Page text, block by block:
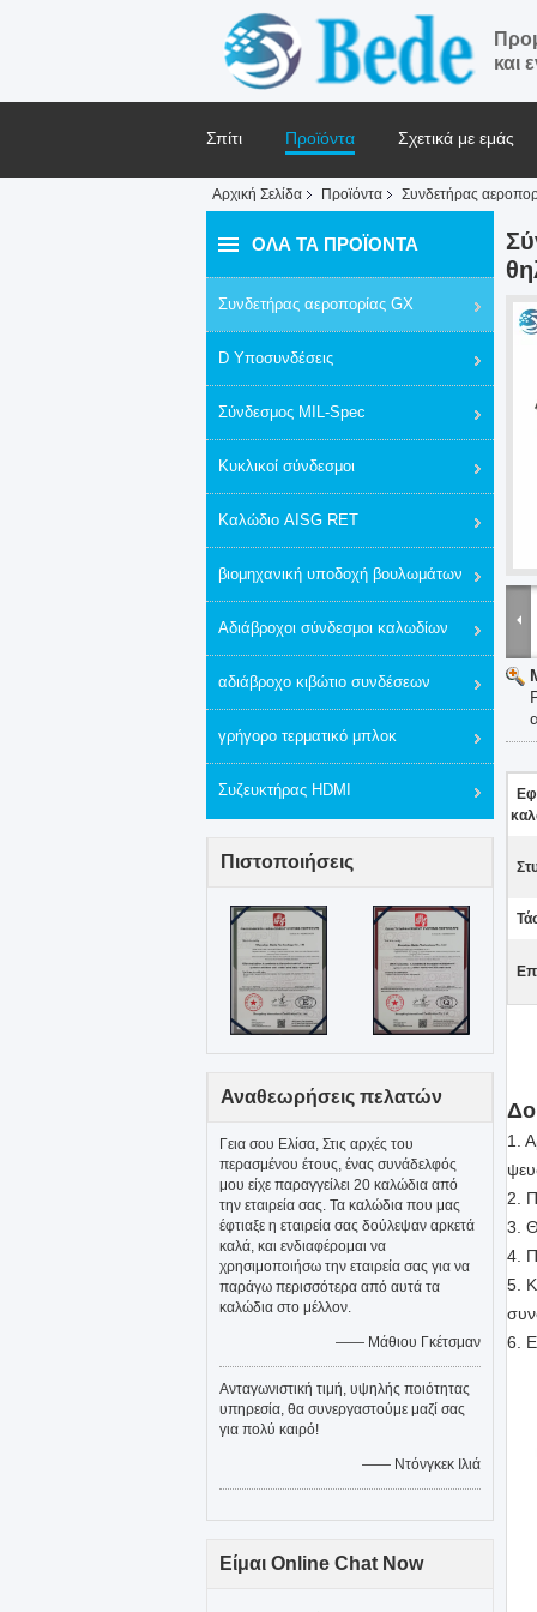
και
Σπίτι Προϊόντα Σχετικά με εμάς
Ζητήστε ένα απόσπασμα Ειδήσεις
Αρχική Σελίδα Προϊόντα Συνδετήρας
ΌΛΑ ΤΑ ΠΡΟΪΌΝΤΑ
Συνδετήρας αεροπορίας GX
D Υποσυνδέσεις
Σύνδεσμος MIL-Spec
Κυκλικοί σύνδεσμοι
Καλώδιο AISG RET
βιομηχανική υποδοχή βουλωμάτων
Αδιάβροχοι σύνδεσμοι καλωδίων
αδιάβροχο κιβώτιο συνδέσεων
γρήγορο τερματικό μπλοκ
Συζευκτήρας HDMI
Πιστοποιήσεις
Αναθεωρήσεις πελατών
Γεια σου Ελίσα, Στις αρχές του
περασμένου έτους, ένας συνάδελφός
μου είχε παραγγείλει 20 καλώδια από
την εταιρεία σας. Τα καλώδια που μας
έφτιαξε η εταιρεία σας δούλεψαν αρκετά
καλά, και ενδιαφέρομαι να
χρησιμοποιήσω την εταιρεία σας για να
παράγω περισσότερα από αυτά τα
καλώδια στο μέλλον.
—— Μάθιου Γκέτσμαν
Ανταγωνιστική τιμή, υψηλής ποιότητας
υπηρεσία, θα συνεργαστούμε μαζί σας
για πολύ καιρό!
—— Ντόνγκεκ Ιλιά
Είμαι Online Chat Now
1.
2.
3.
4.
5.
6.